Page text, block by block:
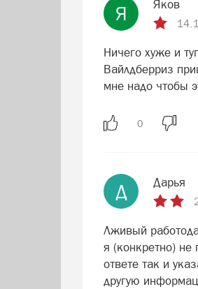
Я Яков
Ничего хуже и
Вайлдберриз
мне надо чтобы
Д Дарья
Лживый
я (конкретно) не
ответе так и
другую